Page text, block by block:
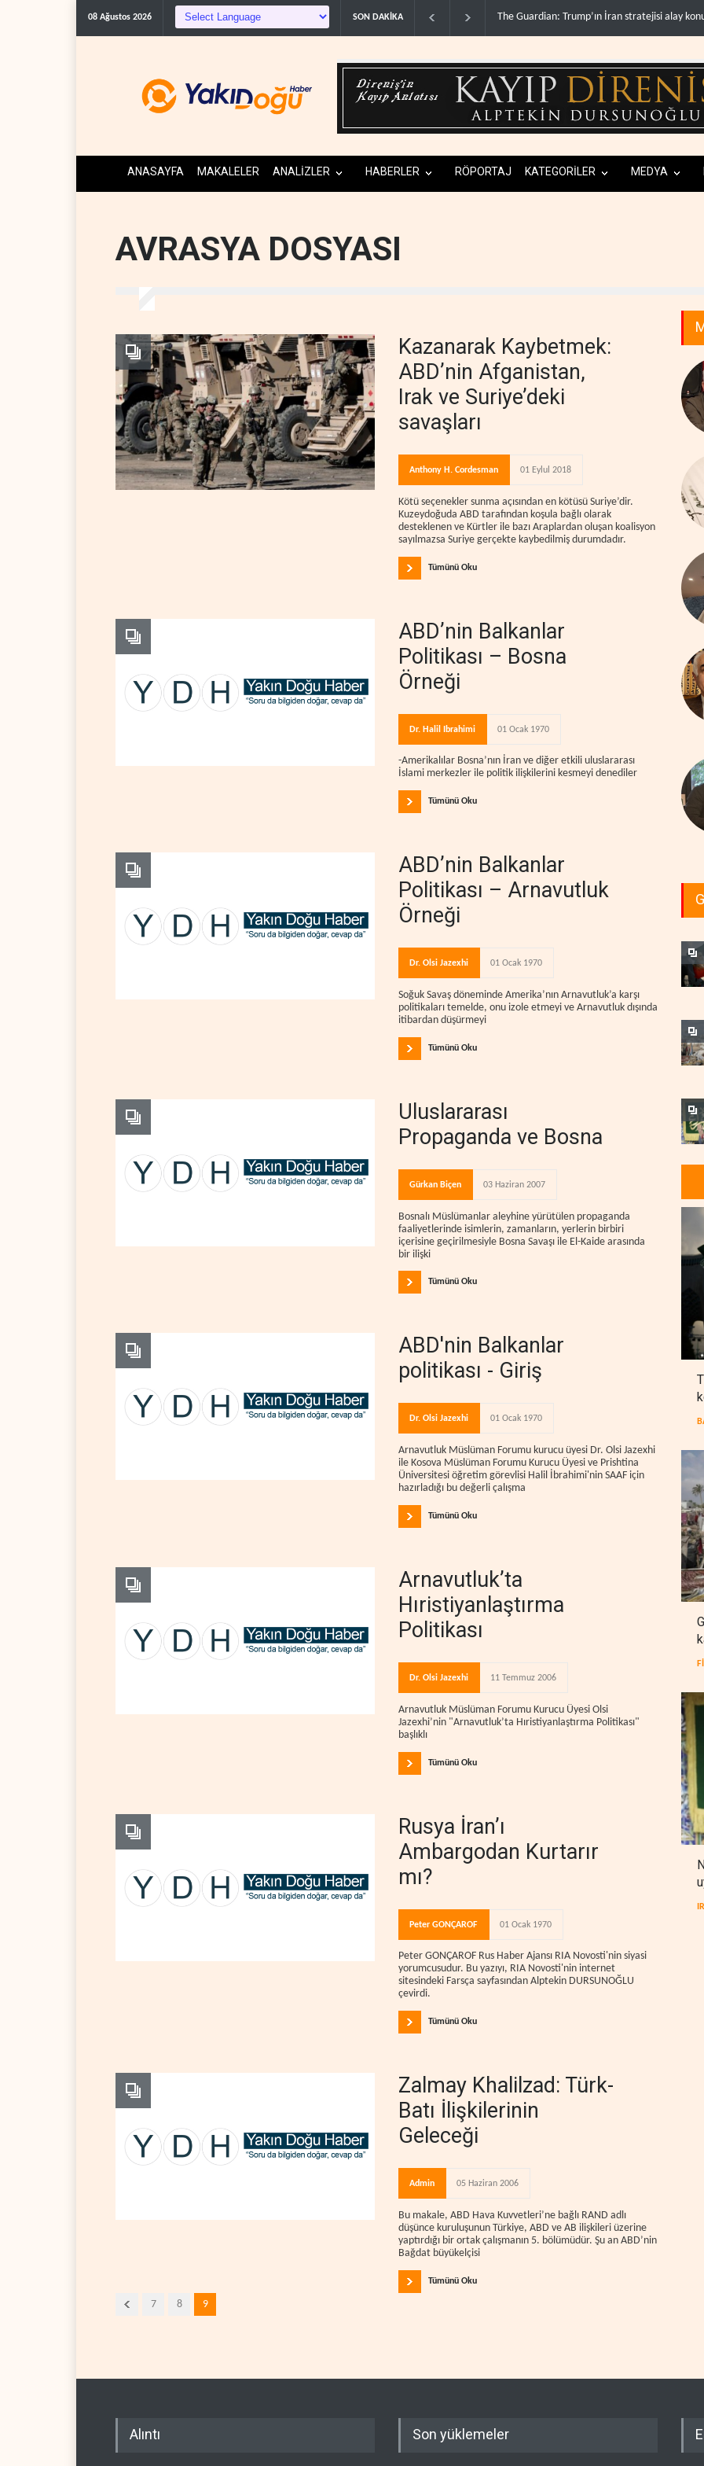
08 Ağustos 2026 SON DAKİKA
The Guardian: Trump’ın İran stratejisi alay konusu oldu.. Gazze’de ‘ateşkes’ sonrası 1.257 can kaybı..
ANASAYFA MAKALELER ANALİZLER HABERLER RÖPORTAJ KATEGORİLER MEDYA
AVRASYA DOSYASI
Kazanarak Kaybetmek:
ABD’nin Afganistan,
Irak ve Suriye’deki
savaşları
Anthony H. Cordesman 01 Eylul 2018
Kötü seçenekler sunma açısından en kötüsü Suriye’dir.
Kuzeydoğuda ABD tarafından koşula bağlı olarak
desteklenen ve Kürtler ile bazı Araplardan oluşan koalisyon
sayılmazsa Suriye gerçekte kaybedilmiş durumdadır.
Tümünü Oku
ABD’nin Balkanlar
Politikası – Bosna
Örneği
Dr. Halil Ibrahimi 01 Ocak 1970
-Amerikalılar Bosna’nın İran ve diğer etkili uluslararası
İslami merkezler ile politik ilişkilerini kesmeyi denediler
Tümünü Oku
ABD’nin Balkanlar
Politikası – Arnavutluk
Örneği
Dr. Olsi Jazexhi 01 Ocak 1970
Soğuk Savaş döneminde Amerika’nın Arnavutluk’a karşı
politikaları temelde, onu izole etmeyi ve Arnavutluk dışında
itibardan düşürmeyi
Tümünü Oku
Uluslararası
Propaganda ve Bosna
Gürkan Biçen 03 Haziran 2007
Bosnalı Müslümanlar aleyhine yürütülen propaganda
faaliyetlerinde isimlerin, zamanların, yerlerin birbiri
içerisine geçirilmesiyle Bosna Savaşı ile El-Kaide arasında
bir ilişki
Tümünü Oku
ABD'nin Balkanlar
politikası - Giriş
Dr. Olsi Jazexhi 01 Ocak 1970
Arnavutluk Müslüman Forumu kurucu üyesi Dr. Olsi Jazexhi
ile Kosova Müslüman Forumu Kurucu Üyesi ve Prishtina
Üniversitesi öğretim görevlisi Halil İbrahimi'nin SAAF için
hazırladığı bu değerli çalışma
Tümünü Oku
Arnavutluk’ta
Hıristiyanlaştırma
Politikası
Dr. Olsi Jazexhi 11 Temmuz 2006
Arnavutluk Müslüman Forumu Kurucu Üyesi Olsi
Jazexhi’nin "Arnavutluk’ta Hıristiyanlaştırma Politikası"
başlıklı
Tümünü Oku
Rusya İran’ı
Ambargodan Kurtarır
mı?
Peter GONÇAROF 01 Ocak 1970
Peter GONÇAROF Rus Haber Ajansı RIA Novosti'nin siyasi
yorumcusudur. Bu yazıyı, RIA Novosti'nin internet
sitesindeki Farsça sayfasından Alptekin DURSUNOĞLU
çevirdi.
Tümünü Oku
Zalmay Khalilzad: Türk-
Batı İlişkilerinin
Geleceği
Admin 05 Haziran 2006
Bu makale, ABD Hava Kuvvetleri’ne bağlı RAND adlı
düşünce kuruluşunun Türkiye, ABD ve AB ilişkileri üzerine
yaptırdığı bir ortak çalışmanın 5. bölümüdür. Şu an ABD’nin
Bağdat büyükelçisi
Tümünü Oku
7 8 9
Alıntı Son yüklemeler